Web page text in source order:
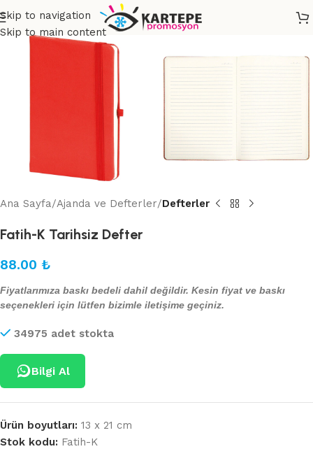
Skip to navigation
Skip to main content
Ana Sayfa Ajanda ve Defterler Defterler
Fatih-K Tarihsiz Defter
88.00 ₺
Fiyatlarımıza baskı bedeli dahil değildir. Kesin fiyat ve baskı
seçenekleri için lütfen bizimle iletişime geçiniz.
34975 adet stokta
Bilgi Al
Ürün boyutları: 13 x 21 cm
Stok kodu: Fatih-K